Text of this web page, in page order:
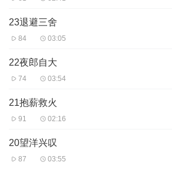
23退避三舍
84 03:05
22夜郎自大
74 03:54
21抱薪救火
91 02:16
20望洋兴叹
87 03:55